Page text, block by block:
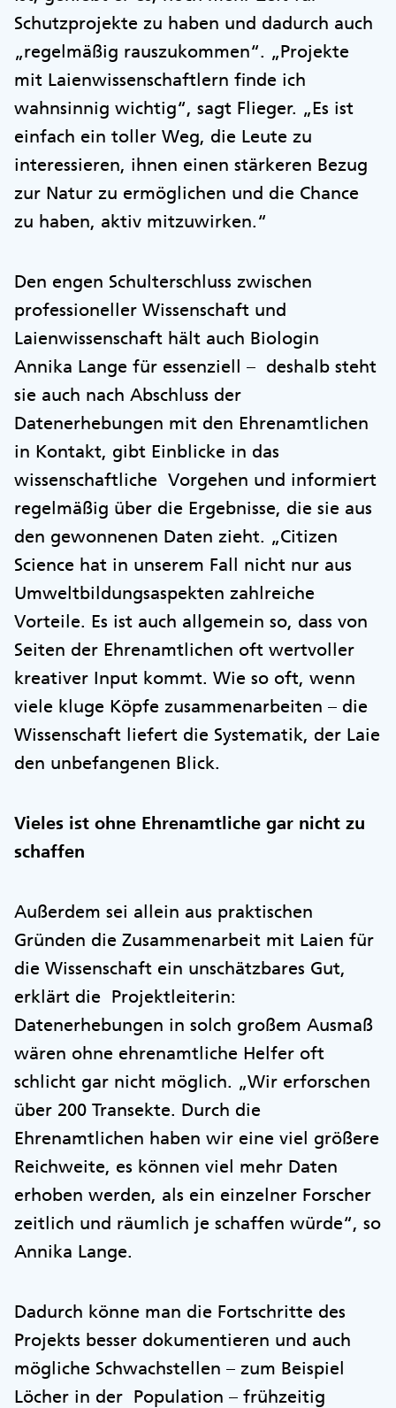
Schutzprojekte zu haben und dadurch auch
„regelmäßig rauszukommen“. „Projekte
mit Laienwissenschaftlern finde ich
wahnsinnig wichtig“, sagt Flieger. „Es ist
einfach ein toller Weg, die Leute zu
interessieren, ihnen einen stärkeren Bezug
zur Natur zu ermöglichen und die Chance
zu haben, aktiv mitzuwirken.“
Den engen Schulterschluss zwischen
professioneller Wissenschaft und
Laienwissenschaft hält auch Biologin
Annika Lange für essenziell – deshalb steht
sie auch nach Abschluss der
Datenerhebungen mit den Ehrenamtlichen
in Kontakt, gibt Einblicke in das
wissenschaftliche Vorgehen und informiert
regelmäßig über die Ergebnisse, die sie aus
den gewonnenen Daten zieht. „Citizen
Science hat in unserem Fall nicht nur aus
Umweltbildungsaspekten zahlreiche
Vorteile. Es ist auch allgemein so, dass von
Seiten der Ehrenamtlichen oft wertvoller
kreativer Input kommt. Wie so oft, wenn
viele kluge Köpfe zusammenarbeiten – die
Wissenschaft liefert die Systematik, der Laie
den unbefangenen Blick.
Vieles ist ohne Ehrenamtliche gar nicht zu
schaffen
Außerdem sei allein aus praktischen
Gründen die Zusammenarbeit mit Laien für
die Wissenschaft ein unschätzbares Gut,
erklärt die Projektleiterin:
Datenerhebungen in solch großem Ausmaß
wären ohne ehrenamtliche Helfer oft
schlicht gar nicht möglich. „Wir erforschen
über 200 Transekte. Durch die
Ehrenamtlichen haben wir eine viel größere
Reichweite, es können viel mehr Daten
erhoben werden, als ein einzelner Forscher
zeitlich und räumlich je schaffen würde“, so
Annika Lange.
Dadurch könne man die Fortschritte des
Projekts besser dokumentieren und auch
mögliche Schwachstellen – zum Beispiel
Löcher in der Population – frühzeitig